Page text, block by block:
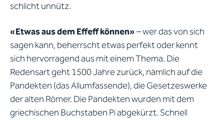
schlicht unnütz.
«Etwas aus dem Effeff können» – wer das von sich
sagen kann, beherrscht etwas perfekt oder kennt
sich hervorragend aus mit einem Thema. Die
Redensart geht 1500 Jahre zurück, nämlich auf die
Pandekten (das Allumfassende), die Gesetzeswerke
der alten Römer. Die Pandekten wurden mit dem
griechischen Buchstaben Pi abgekürzt. Schnell